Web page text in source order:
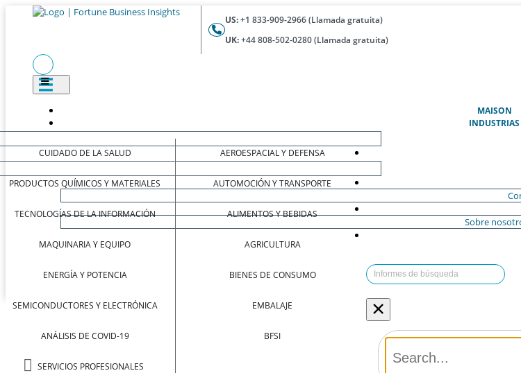
US:+1 833-909-2966 (Llamada gratuita)
UK:+44 808-502-0280 (Llamada gratuita)
MAISON
INDUSTRIAS
CUIDADO DE LA SALUD
PRODUCTOS QUÍMICOS Y MATERIALES
TECNOLOGÍAS DE LA INFORMACIÓN
MAQUINARIA Y EQUIPO
ENERGÍA Y POTENCIA
SEMICONDUCTORES Y ELECTRÓNICA
ANÁLISIS DE COVID-19
SERVICIOS PROFESIONALES
AEROESPACIAL Y DEFENSA
AUTOMOCIÓN Y TRANSPORTE
ALIMENTOS Y BEBIDAS
AGRICULTURA
BIENES DE CONSUMO
EMBALAJE
BFSI
Sobre
×